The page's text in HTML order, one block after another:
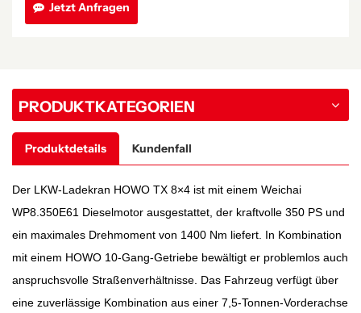
Jetzt Anfragen
PRODUKTKATEGORIEN
Produktdetails Kundenfall
Der LKW-Ladekran HOWO TX 8×4 ist mit einem Weichai
WP8.350E61 Dieselmotor ausgestattet, der kraftvolle 350 PS und
ein maximales Drehmoment von 1400 Nm liefert. In Kombination
mit einem HOWO 10-Gang-Getriebe bewältigt er problemlos auch
anspruchsvolle Straßenverhältnisse. Das Fahrzeug verfügt über
eine zuverlässige Kombination aus einer 7,5-Tonnen-Vorderachse